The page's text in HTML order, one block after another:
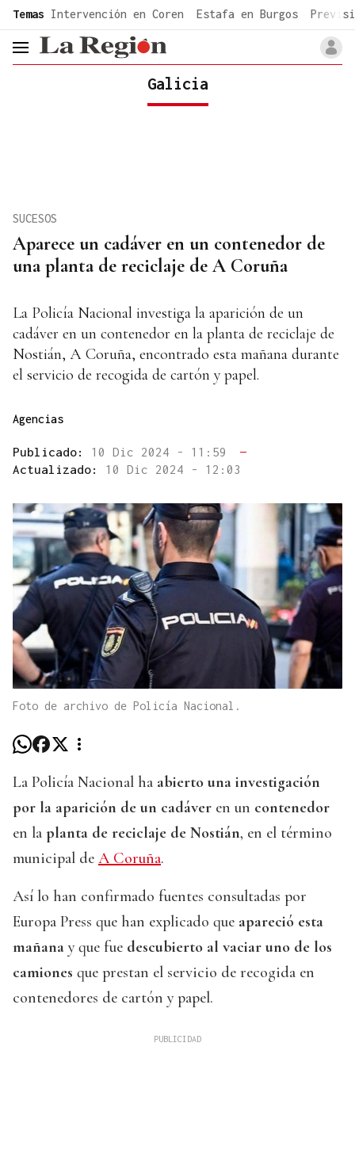
common.go-to-content
Temas Intervención en Coren Estafa en Burgos
header.menu.open
Galicia
Aparece un cadáver en un contenedor de
una planta de reciclaje de A Coruña
SUCESOS
La Policía Nacional investiga la aparición de un
cadáver en un contenedor en la planta de reciclaje de
Nostián, A Coruña, encontrado esta mañana durante
el servicio de recogida de cartón y papel.
Agencias
Publicado: 10 Dic 2024 - 11:59
—
Actualizado: 10 Dic 2024 - 12:03
Foto de archivo de Policía Nacional.
La Policía Nacional ha abierto una investigación
por la aparición de un cadáver en un contenedor
en la planta de reciclaje de Nostián, en el término
municipal de A Coruña.
Así lo han confirmado fuentes consultadas por
Europa Press que han explicado que apareció esta
mañana y que fue descubierto al vaciar uno de los
camiones que prestan el servicio de recogida en
contenedores de cartón y papel.